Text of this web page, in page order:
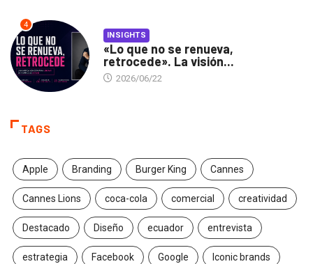
4
INSIGHTS
«Lo que no se renueva,
retrocede». La visión...
2026/06/22
TAGS
Apple Branding Burger King Cannes
Cannes Lions coca-cola comercial creatividad
Destacado Diseño ecuador entrevista
estrategia Facebook Google Iconic brands